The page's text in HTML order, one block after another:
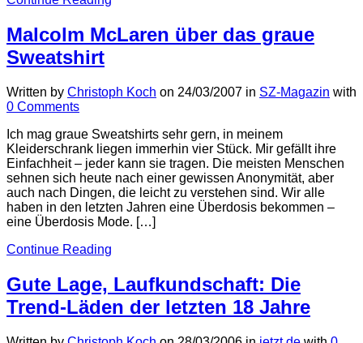
Malcolm McLaren über das graue
Sweatshirt
Written by Christoph Koch on 24/03/2007 in SZ-Magazin with
0 Comments
Ich mag graue Sweatshirts sehr gern, in meinem
Kleiderschrank liegen immerhin vier Stück. Mir gefällt ihre
Einfachheit – jeder kann sie tragen. Die meisten Menschen
sehnen sich heute nach einer gewissen Anonymität, aber
auch nach Dingen, die leicht zu verstehen sind. Wir alle
haben in den letzten Jahren eine Überdosis bekommen –
eine Überdosis Mode. […]
Continue Reading
Gute Lage, Laufkundschaft: Die
Trend-Läden der letzten 18 Jahre